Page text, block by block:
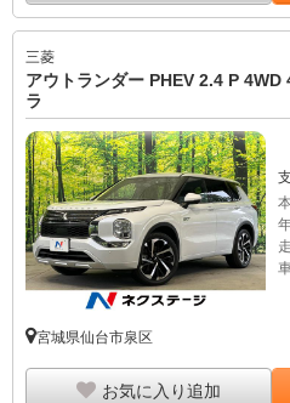
三菱
アウトランダー PHEV 2.4 P 4WD
ラ
宮城県仙台市泉区
お気に入り追加